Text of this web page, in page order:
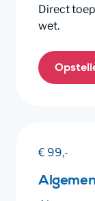
Direct
wet.
€ 99,-